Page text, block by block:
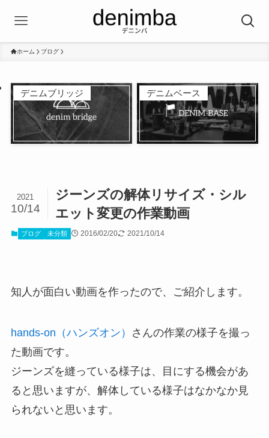
ホーム ブログ
デニムブリッジ デニムベース
ジーンズの解体リサイズ・シル
エット変更の作業動画
2021
10/14
ブログ 未分類 2016/02/20 2021/10/14
知人が面白い動画を作ったので、ご紹介します。
hands-on（ハンズオン）
さんの作業の様子を撮っ
た動画です。
ジーンズを縫っている様子は、目にする機会があ
ると思いますが、解体している様子はなかなか見
られないと思います。